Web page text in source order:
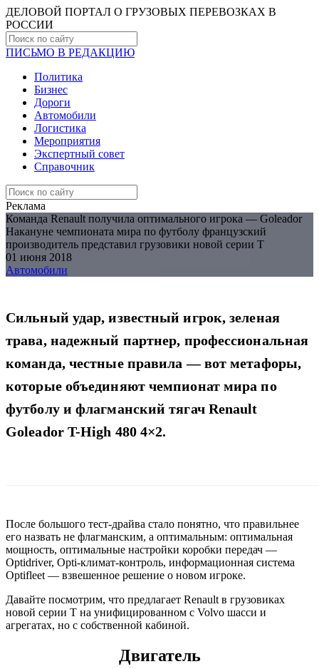
ДЕЛОВОЙ ПОРТАЛ О ГРУЗОВЫХ ПЕРЕВОЗКАХ В
РОCСИИ
ПИСЬМО В РЕДАКЦИЮ
Политика
Бизнес
Дороги
Автомобили
Логистика
Мероприятия
Экспертный совет
Справочник
Реклама
Команда Renault получила оптимального игрока — Goleador
Накануне чемпионата мира по футболу французский
производитель представил грузовики новой серии Т
01 июня 2018
Автомобили
Сильный удар, известный игрок, зеленая
трава, надежный партнер, профессиональная
команда, честные правила — вот метафоры,
которые объединяют чемпионат мира по
футболу и флагманский тягач Renault
Goleador T-High 480 4×2.
После большого тест-драйва стало понятно, что правильнее
его назвать не флагманским, а оптимальным: оптимальная
мощность, оптимальные настройки коробки передач —
Optidriver, Opti-климат-контроль, информационная система
Optifleet — взвешенное решение о новом игроке.
Давайте посмотрим, что предлагает Renault в грузовиках
новой серии Т на унифицированном с Volvo шасси и
агрегатах, но с собственной кабиной.
Двигатель